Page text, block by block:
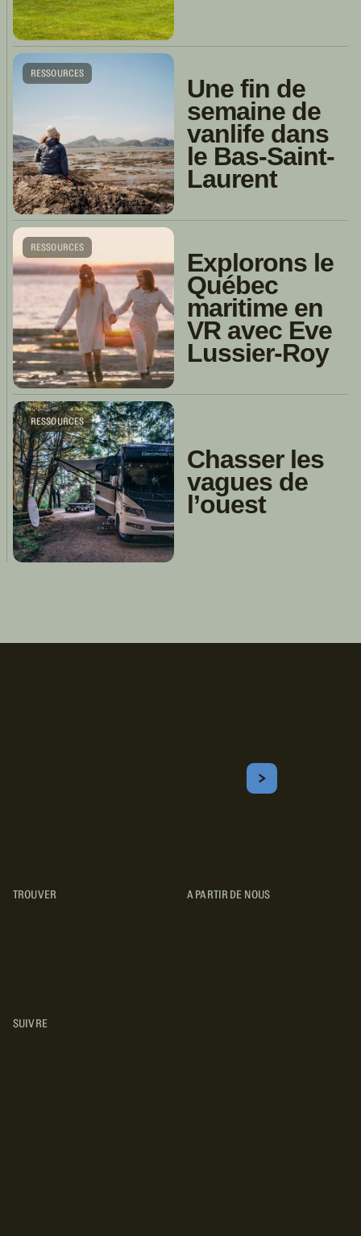
RESSOURCES
Une fin de
semaine de
vanlife dans
le Bas-Saint-
Laurent
RESSOURCES
Explorons le
Québec
maritime en
VR avec Eve
Lussier-Roy
RESSOURCES
Chasser les
vagues de
l’ouest
S'ABONNER
SUIVRE
TROUVER
A PARTIR DE NOUS